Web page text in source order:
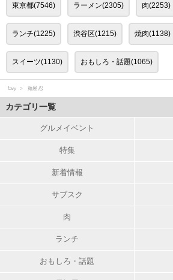
東京都(7546) ラーメン(2305) 肉(2253)
ランチ(1225) 渋谷区(1215) 焼肉(1138)
スイーツ(1130) おもしろ・話題(1065)
favy 麺屋 忍
カテゴリ一覧
グルメイベント
特集
新着情報
サブスク
肉
ランチ
おもしろ・話題